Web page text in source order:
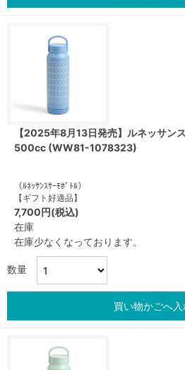
【2025年8月13日発売】ルネッサン
500cc (WW81-1078323)
（ﾙﾈｯｻﾝｽｻｰﾓﾎﾞﾄﾙ）
【ギフト好適品】
7,700円(税込)
在庫
在庫少なくなっております。
数量
買い物かごへ入